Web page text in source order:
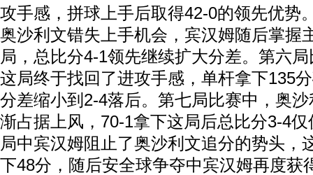
攻手感，拼球上手后取得42-0的领先优势
奥沙利文错失上手机会，宾汉姆随后掌握
局，总比分4-1领先继续扩大分差。第六
这局终于找回了进攻手感，单杆拿下135
分差缩小到2-4落后。第七局比赛中，奥
渐占据上风，70-1拿下这局后总比分3-4
局中宾汉姆阻止了奥沙利文追分的势头，
下48分，随后安全球争夺中宾汉姆再度获